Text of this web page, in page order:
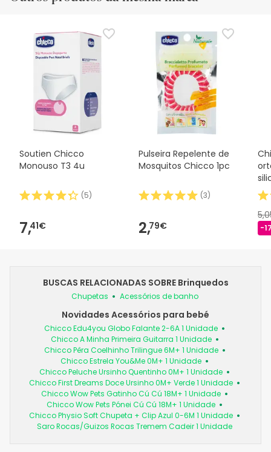
Soutien Chicco
Monouso T3 4u
(5)
7,41€
Pulseira Repelente de
Mosquitos Chicco 1pc
(3)
2,79€ -
BUSCAS RELACIONADAS SOBRE Brinquedos
Chupetas Acessórios de banho
Novidades Acessórios para bebé
Chicco Edu4you Globo Falante 2-6A 1 Unidade
Chicco A Minha Primeira Guitarra 1 Unidade
Chicco Pêra Coelhinho Trilingue 6M+ 1 Unidade
Chicco Estrela You&Me 0M+ 1 Unidade
Chicco Peluche Ursinho Quentinho 0M+ 1 Unidade
Chicco First Dreams Doce Ursinho 0M+ Verde 1 Unidade
Chicco Wow Pets Gatinho Cú Cú 18M+ 1 Unidade
Chicco Wow Pets Pónei Cú Cú 18M+ 1 Unidade
Chicco Physio Soft Chupeta + Clip Azul 0-6M 1 Unidade
Saro Rocas/Guizos Rocas Tremem Cadeir 1 Unidade